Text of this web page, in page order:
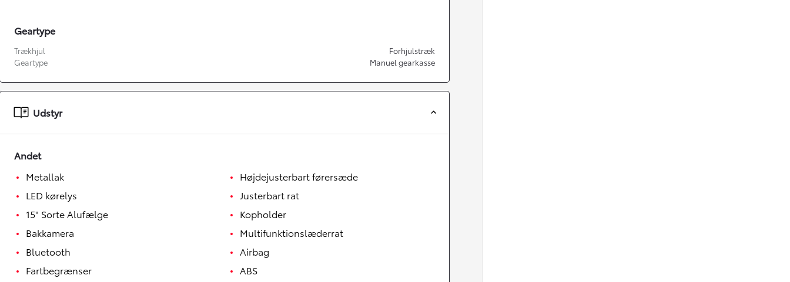
Fra kr. 349.990
Geartype
Trækhjul
Forhjulstræk
Geartype
Manuel gearkasse
Udstyr
Andet
Metallak
LED kørelys
15" Sorte Alufælge
Bakkamera
Bluetooth
Fartbegrænser
Højdejusterbart førersæde
Justerbart rat
Kopholder
Multifunktionslæderrat
Airbag
ABS